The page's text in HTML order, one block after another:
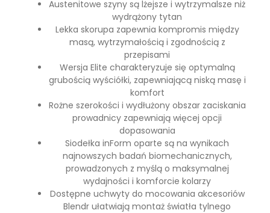
Austenitowe szyny są lżejsze i wytrzymalsze niż
wydrążony tytan
Lekka skorupa zapewnia kompromis między
masą, wytrzymałością i zgodnością z
przepisami
Wersja Elite charakteryzuje się optymalną
grubością wyściółki, zapewniającą niską masę i
komfort
Rożne szerokości i wydłużony obszar zaciskania
prowadnicy zapewniają więcej opcji
dopasowania
Siodełka inForm oparte są na wynikach
najnowszych badań biomechanicznych,
prowadzonych z myślą o maksymalnej
wydajności i komforcie kolarzy
Dostępne uchwyty do mocowania akcesoriów
Blendr ułatwiają montaż światła tylnego